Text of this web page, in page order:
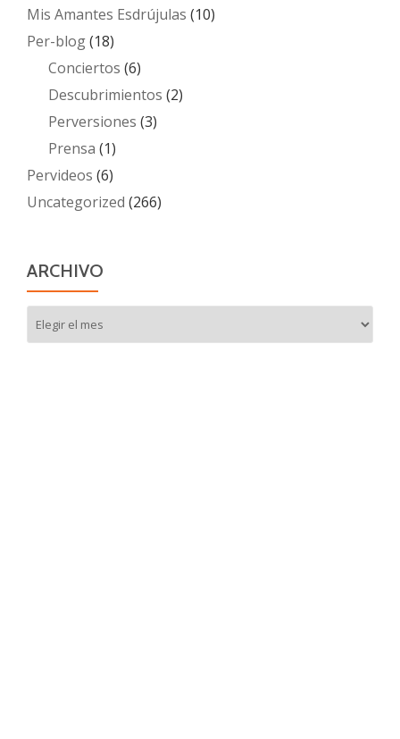
Mis Amantes Esdrújulas (10)
Per-blog(18)
Conciertos (6)
Descubrimientos (2)
Perversiones (3)
Prensa (1)
Pervideos (6)
Uncategorized (266)
ARCHIVO